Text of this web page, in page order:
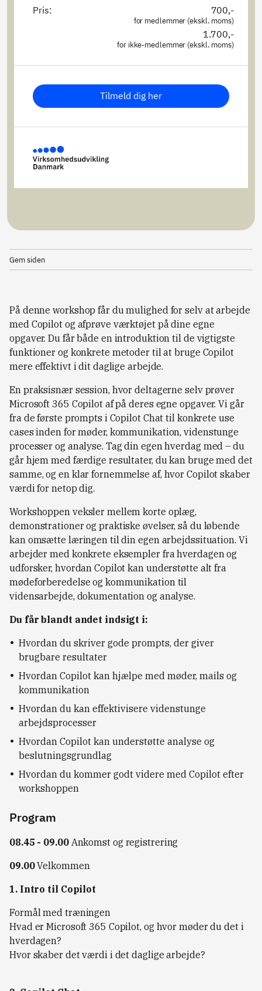
Pris: 700,-
for medlemmer (ekskl. moms)
1.700,-
for ikke-medlemmer (ekskl. moms)
Tilmeld dig her
Gem siden
På denne workshop får du mulighed for selv at arbejde
med Copilot og afprøve værktøjet på dine egne
opgaver. Du får både en introduktion til de vigtigste
funktioner og konkrete metoder til at bruge Copilot
mere effektivt i dit daglige arbejde.
En praksisnær session, hvor deltagerne selv prøver
Microsoft 365 Copilot af på deres egne opgaver. Vi går
fra de første prompts i Copilot Chat til konkrete use
cases inden for møder, kommunikation, videnstunge
processer og analyse. Tag din egen hverdag med – du
går hjem med færdige resultater, du kan bruge med det
samme, og en klar fornemmelse af, hvor Copilot skaber
værdi for netop dig.
Workshoppen veksler mellem korte oplæg,
demonstrationer og praktiske øvelser, så du løbende
kan omsætte læringen til din egen arbejdssituation. Vi
arbejder med konkrete eksempler fra hverdagen og
udforsker, hvordan Copilot kan understøtte alt fra
mødeforberedelse og kommunikation til
vidensarbejde, dokumentation og analyse.
Du får blandt andet indsigt i:
Hvordan du skriver gode prompts, der giver
brugbare resultater
Hvordan Copilot kan hjælpe med møder, mails og
kommunikation
Hvordan du kan effektivisere videnstunge
arbejdsprocesser
Hvordan Copilot kan understøtte analyse og
beslutningsgrundlag
Hvordan du kommer godt videre med Copilot efter
workshoppen
Program
08.45 - 09.00Ankomst og registrering
09.00Velkommen
1. Intro til Copilot
Formål med træningen
Hvad er Microsoft 365 Copilot, og hvor møder du det i
hverdagen?
Hvor skaber det værdi i det daglige arbejde?